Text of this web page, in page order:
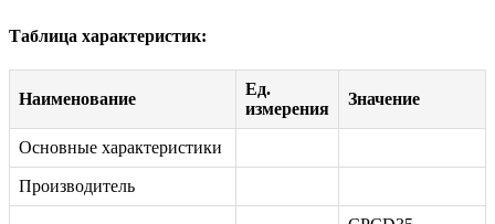
Таблица характеристик:
Наименование
Ед.
измерения
Значение
Основные характеристики
Производитель